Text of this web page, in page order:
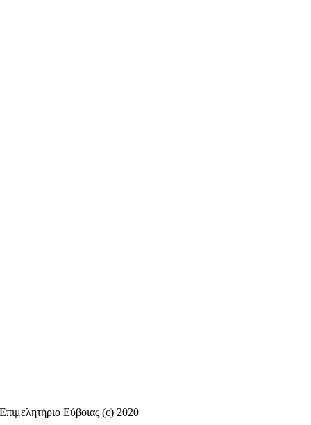
Επιμελητήριο Εύβοιας (c) 2020